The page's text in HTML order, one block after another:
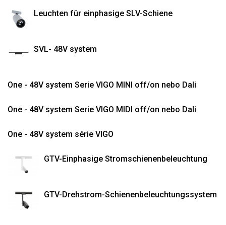
Leuchten für einphasige SLV-Schiene
SVL- 48V system
One - 48V system Serie VIGO MINI off/on nebo Dali
One - 48V system Serie VIGO MIDI off/on nebo Dali
One - 48V system série VIGO
GTV-Einphasige Stromschienenbeleuchtung
GTV-Drehstrom-Schienenbeleuchtungssystem